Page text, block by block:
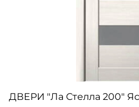
ДВЕРИ "Ла Стелла 200"